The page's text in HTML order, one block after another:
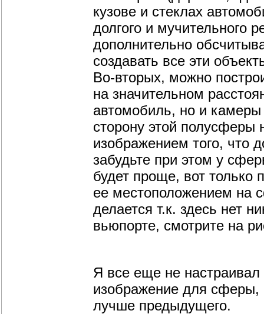
кузове и стеклах
долгого и мучительного
дополнительно
создавать все эти
Во-вторых, можно
на значительном
автомобиль, но и
сторону этой полусферы
изображением того, что
забудьте при этом у
будет проще, вот только
ее местоположением на
делается т.к. здесь нет
вьюпорте, смотрите на
Я все еще не настраивал
изображение для сферы,
лучше предыдущего.